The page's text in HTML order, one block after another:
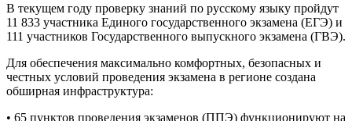
В текущем году проверку знаний по русскому языку пройдут
11 833 участника Единого государственного экзамена (ЕГЭ) и
111 участников Государственного выпускного экзамена (ГВЭ).
Для обеспечения максимально комфортных, безопасных и
честных условий проведения экзамена в регионе создана
обширная инфраструктура:
• 65 пунктов проведения экзаменов (ППЭ) функционируют на